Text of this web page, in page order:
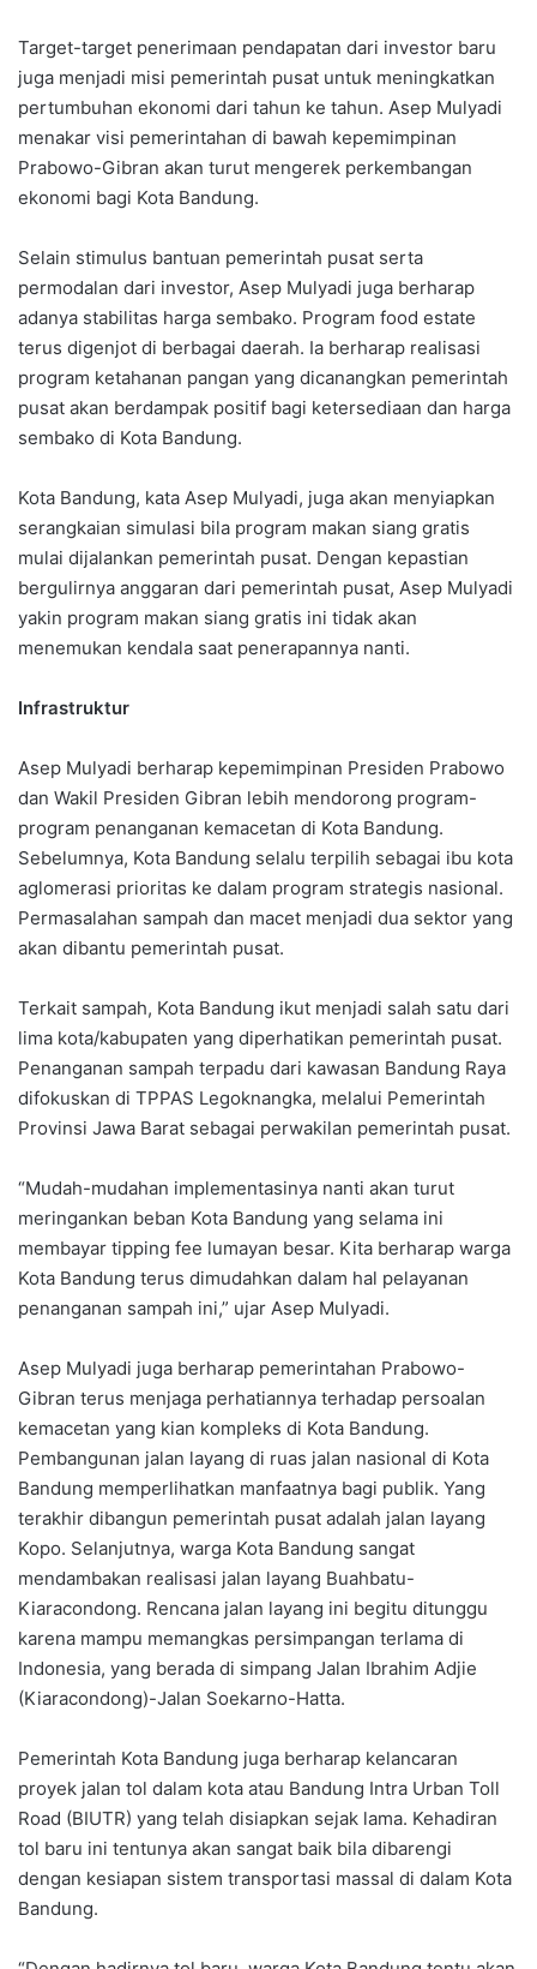
Target-target penerimaan pendapatan dari investor baru
juga menjadi misi pemerintah pusat untuk meningkatkan
pertumbuhan ekonomi dari tahun ke tahun. Asep Mulyadi
menakar visi pemerintahan di bawah kepemimpinan
Prabowo-Gibran akan turut mengerek perkembangan
ekonomi bagi Kota Bandung.
Selain stimulus bantuan pemerintah pusat serta
permodalan dari investor, Asep Mulyadi juga berharap
adanya stabilitas harga sembako. Program food estate
terus digenjot di berbagai daerah. Ia berharap realisasi
program ketahanan pangan yang dicanangkan pemerintah
pusat akan berdampak positif bagi ketersediaan dan harga
sembako di Kota Bandung.
Kota Bandung, kata Asep Mulyadi, juga akan menyiapkan
serangkaian simulasi bila program makan siang gratis
mulai dijalankan pemerintah pusat. Dengan kepastian
bergulirnya anggaran dari pemerintah pusat, Asep Mulyadi
yakin program makan siang gratis ini tidak akan
menemukan kendala saat penerapannya nanti.
Infrastruktur
Asep Mulyadi berharap kepemimpinan Presiden Prabowo
dan Wakil Presiden Gibran lebih mendorong program-
program penanganan kemacetan di Kota Bandung.
Sebelumnya, Kota Bandung selalu terpilih sebagai ibu kota
aglomerasi prioritas ke dalam program strategis nasional.
Permasalahan sampah dan macet menjadi dua sektor yang
akan dibantu pemerintah pusat.
Terkait sampah, Kota Bandung ikut menjadi salah satu dari
lima kota/kabupaten yang diperhatikan pemerintah pusat.
Penanganan sampah terpadu dari kawasan Bandung Raya
difokuskan di TPPAS Legoknangka, melalui Pemerintah
Provinsi Jawa Barat sebagai perwakilan pemerintah pusat.
“Mudah-mudahan implementasinya nanti akan turut
meringankan beban Kota Bandung yang selama ini
membayar tipping fee lumayan besar. Kita berharap warga
Kota Bandung terus dimudahkan dalam hal pelayanan
penanganan sampah ini,” ujar Asep Mulyadi.
Asep Mulyadi juga berharap pemerintahan Prabowo-
Gibran terus menjaga perhatiannya terhadap persoalan
kemacetan yang kian kompleks di Kota Bandung.
Pembangunan jalan layang di ruas jalan nasional di Kota
Bandung memperlihatkan manfaatnya bagi publik. Yang
terakhir dibangun pemerintah pusat adalah jalan layang
Kopo. Selanjutnya, warga Kota Bandung sangat
mendambakan realisasi jalan layang Buahbatu-
Kiaracondong. Rencana jalan layang ini begitu ditunggu
karena mampu memangkas persimpangan terlama di
Indonesia, yang berada di simpang Jalan Ibrahim Adjie
(Kiaracondong)-Jalan Soekarno-Hatta.
Pemerintah Kota Bandung juga berharap kelancaran
proyek jalan tol dalam kota atau Bandung Intra Urban Toll
Road (BIUTR) yang telah disiapkan sejak lama. Kehadiran
tol baru ini tentunya akan sangat baik bila dibarengi
dengan kesiapan sistem transportasi massal di dalam Kota
Bandung.